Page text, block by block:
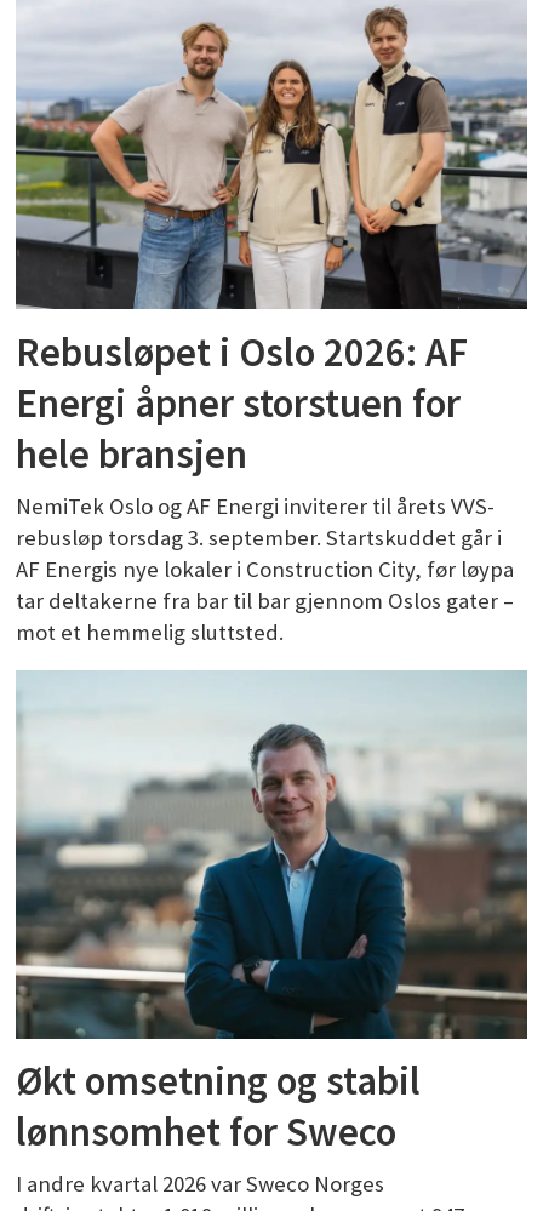
Rebusløpet i Oslo 2026: AF
Energi åpner storstuen for
hele bransjen
NemiTek Oslo og AF Energi inviterer til årets VVS-
rebusløp torsdag 3. september. Startskuddet går i
AF Energis nye lokaler i Construction City, før løypa
tar deltakerne fra bar til bar gjennom Oslos gater –
mot et hemmelig sluttsted.
Økt omsetning og stabil
lønnsomhet for Sweco
I andre kvartal 2026 var Sweco Norges